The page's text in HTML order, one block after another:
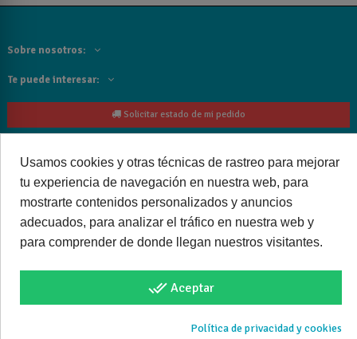
Sobre nosotros:
Te puede interesar:
Solicitar estado de mi pedido
Siguenos
Cancelar o devolver un pedido
Usamos cookies y otras técnicas de rastreo para mejorar
tu experiencia de navegación en nuestra web, para
mostrarte contenidos personalizados y anuncios
adecuados, para analizar el tráfico en nuestra web y
para comprender de donde llegan nuestros visitantes.
done_all Aceptar
Política de privacidad y cookies